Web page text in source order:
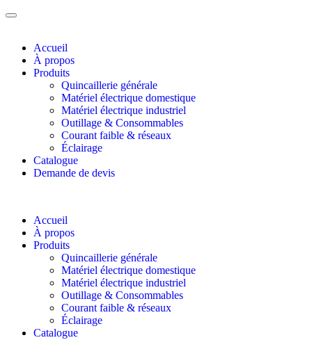
Accueil
À propos
Produits
Quincaillerie générale
Matériel électrique domestique
Matériel électrique industriel
Outillage & Consommables
Courant faible & réseaux
Éclairage
Catalogue
Demande de devis
Accueil
À propos
Produits
Quincaillerie générale
Matériel électrique domestique
Matériel électrique industriel
Outillage & Consommables
Courant faible & réseaux
Éclairage
Catalogue